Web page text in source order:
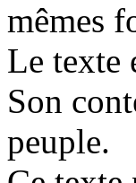
mêmes
Le texte
Son
peuple.